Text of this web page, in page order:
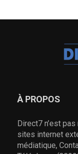
À PROPOS
Direct7 n’est
sites internet
médiatique,